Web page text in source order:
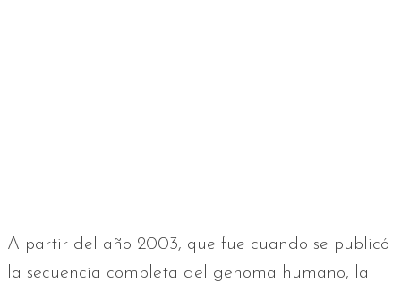
A partir del año 2003, que fue cuando se publicó
la secuencia completa del genoma humano, la